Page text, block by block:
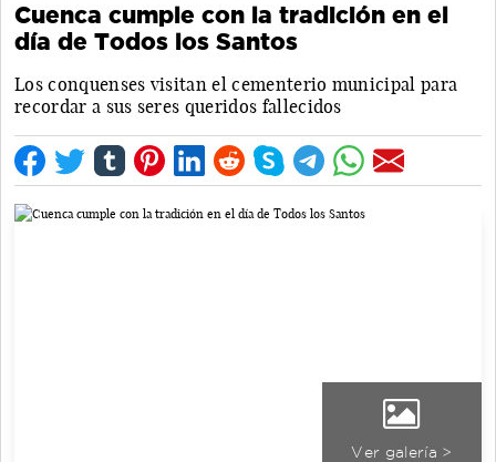
Cuenca cumple con la tradición en el
día de Todos los Santos
Los conquenses visitan el cementerio municipal para
recordar a sus seres queridos fallecidos
Ver galería >